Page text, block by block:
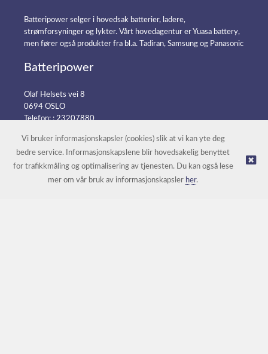
Batteripower selger i hovedsak batterier, ladere,
strømforsyninger og lykter. Vårt hovedagentur er Yuasa battery,
men fører også produkter fra bl.a. Tadiran, Samsung og Panasonic
Batteripower
Olaf Helsets vei 8
0694 OSLO
Telefon: :23207880
© Batteripower |Nettbutikk levert av Kréatif
Vi bruker informasjonskapsler (cookies) slik at vi kan yte deg
bedre service. Informasjonskapslene blir hovedsakelig benyttet
for trafikkmåling og optimalisering av tjenesten. Du kan også lese
mer om vår bruk av informasjonskapsler her.